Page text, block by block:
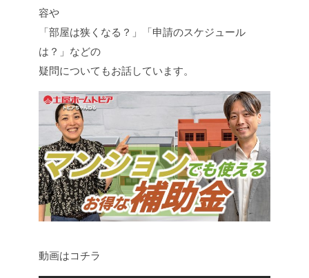
容や
「部屋は狭くなる？」「申請のスケジュール
は？」などの
疑問についてもお話しています。
動画はコチラ